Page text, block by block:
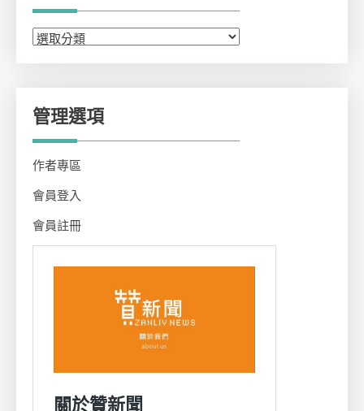
分
管理選項
作者專區
會員登入
會員註冊